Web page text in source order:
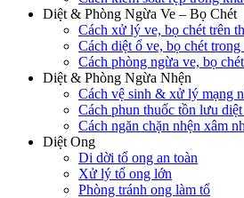
Diệt & Phòng Ngừa Ve – Bọ Chét
Cách xử lý ve, bọ chét trên
Cách diệt ổ ve, bọ chét trong
Cách phòng ngừa ve, bọ
Diệt & Phòng Ngừa Nhện
Cách vệ sinh & xử lý mạng
Cách phun thuốc tồn lưu diệt
Cách ngăn chặn nhện xâm
Diệt Ong
Di dời tổ ong an toàn
Xử lý tổ ong lớn
Phòng tránh ong làm tổ